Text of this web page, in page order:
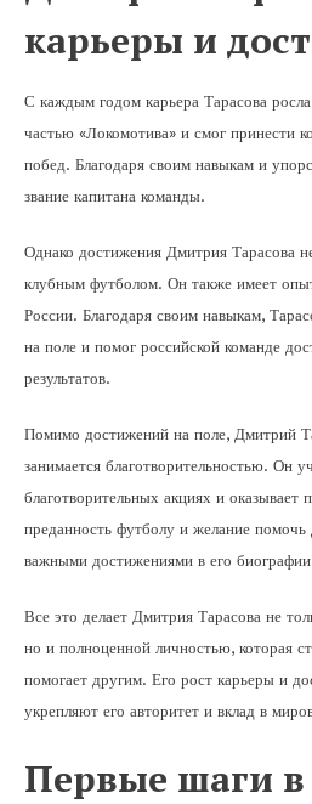
карьеры и
С каждым годом карьера Тарасова
частью «Локомотива» и смог принести
побед. Благодаря своим навыкам и
звание капитана команды.
Однако достижения Дмитрия Тарасова
клубным футболом. Он также имеет
России. Благодаря своим навыкам,
на поле и помог российской команде
результатов.
Помимо достижений на поле, Дмитрий
занимается благотворительностью. Он
благотворительных акциях и
преданность футболу и желание
важными достижениями в его
Все это делает Дмитрия Тарасова не
но и полноценной личностью, которая
помогает другим. Его рост карьеры и
укрепляют его авторитет и вклад в
Первые шаги в